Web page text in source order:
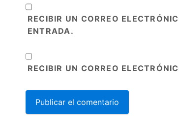
RECIBIR UN CORREO
ENTRADA.
RECIBIR UN CORREO